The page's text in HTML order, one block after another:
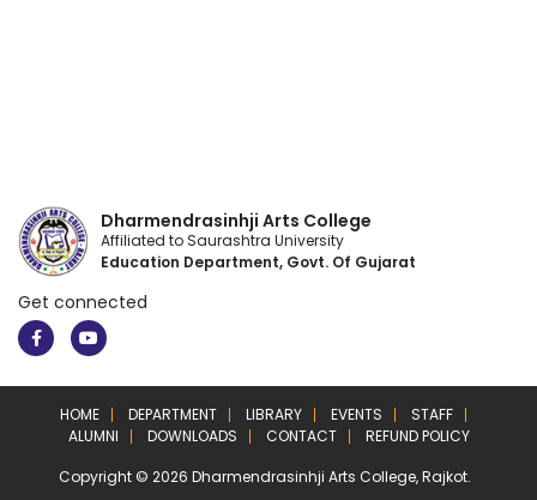
Dharmendrasinhji Arts College
Affiliated to Saurashtra University
Education Department, Govt. Of Gujarat
Get connected
HOME DEPARTMENT LIBRARY EVENTS
STAFF
ALUMNI
DOWNLOADS CONTACT
REFUND POLICY
Copyright © 2026 Dharmendrasinhji Arts College, Rajkot.